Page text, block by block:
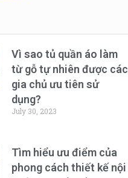
Vì sao tủ quần áo làm
từ gỗ tự nhiên được các
gia chủ ưu tiên sử
dụng?
July 30, 2023
Tìm hiểu ưu điểm của
phong cách thiết kế nội